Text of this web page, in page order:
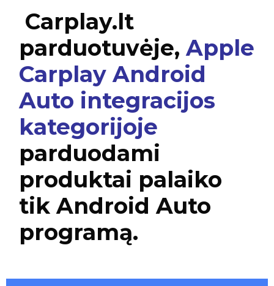
Carplay.lt
parduotuvėje, Apple
Carplay Android
Auto integracijos
kategorijoje
parduodami
produktai palaiko
tik Android Auto
programą.